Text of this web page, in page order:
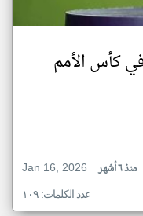
في كأس الأمم
Jan 16, 2026
منذ ٦ أشهر
عدد الكلمات: ١٠٩